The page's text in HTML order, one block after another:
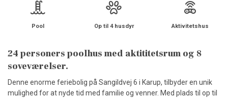
Pool Op til 4 husdyr Aktivitetshus
24 personers poolhus med aktititetsrum og 8
soveværelser.
Denne enorme feriebolig på Sangildvej 6 i Karup, tilbyder en unik
mulighed for at nyde tid med familie og venner. Med plads til op til